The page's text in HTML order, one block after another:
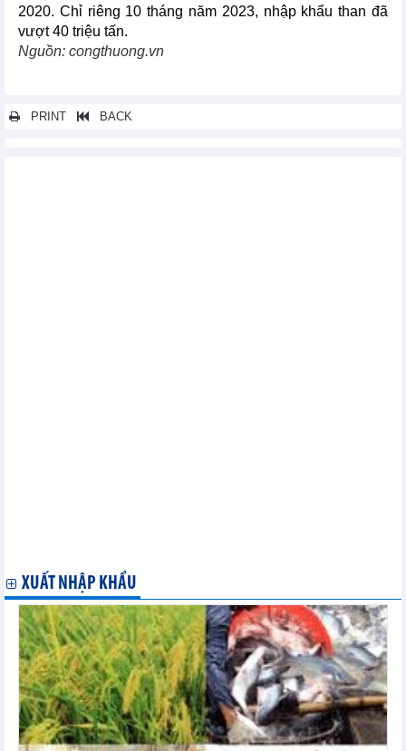
2020. Chỉ riêng 10 tháng năm 2023, nhập khẩu than đã
vượt 40 triệu tấn.
Nguồn: congthuong.vn
PRINT BACK
XUẤT NHẬP KHẨU